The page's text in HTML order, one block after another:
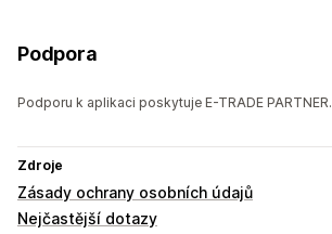
Podpora
Podporu k aplikaci poskytuje E-TRADE PARTNER.
Zdroje
Zásady ochrany osobních údajů
Nejčastější dotazy